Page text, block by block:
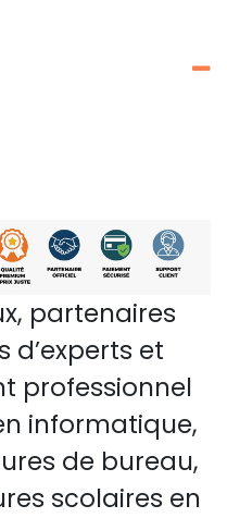
partenaires
d’experts et
professionnel
informatique,
de bureau,
scolaires en